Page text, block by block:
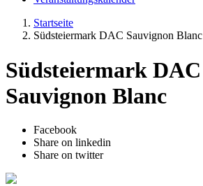
Startseite
Südsteiermark DAC Sauvignon Blanc
Südsteiermark DAC
Sauvignon Blanc
Facebook
Share on linkedin
Share on twitter